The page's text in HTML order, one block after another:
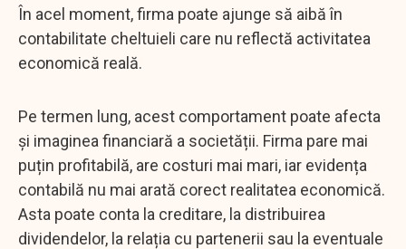
În acel moment, firma poate ajunge să aibă în
contabilitate cheltuieli care nu reflectă activitatea
economică reală.
Pe termen lung, acest comportament poate afecta
și imaginea financiară a societății. Firma pare mai
puțin profitabilă, are costuri mai mari, iar evidența
contabilă nu mai arată corect realitatea economică.
Asta poate conta la creditare, la distribuirea
dividendelor, la relația cu partenerii sau la eventuale